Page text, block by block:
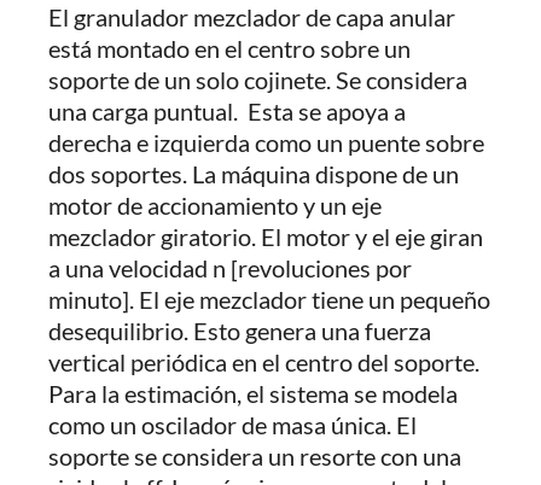
El granulador mezclador de capa anular
está montado en el centro sobre un
soporte de un solo cojinete. Se considera
una carga puntual. Esta se apoya a
derecha e izquierda como un puente sobre
dos soportes. La máquina dispone de un
motor de accionamiento y un eje
mezclador giratorio. El motor y el eje giran
a una velocidad n [revoluciones por
minuto]. El eje mezclador tiene un pequeño
desequilibrio. Esto genera una fuerza
vertical periódica en el centro del soporte.
Para la estimación, el sistema se modela
como un oscilador de masa única. El
soporte se considera un resorte con una